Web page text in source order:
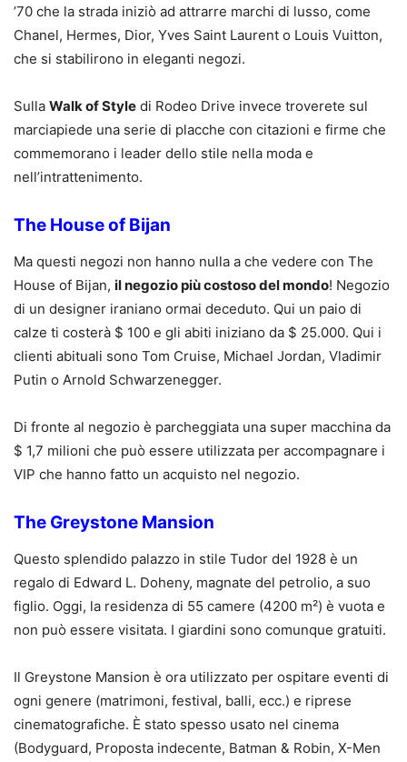
’70 che la strada iniziò ad attrarre marchi di lusso, come
Chanel, Hermes, Dior, Yves Saint Laurent o Louis Vuitton,
che si stabilirono in eleganti negozi.
Sulla Walk of Style di Rodeo Drive invece troverete sul
marciapiede una serie di placche con citazioni e firme che
commemorano i leader dello stile nella moda e
nell’intrattenimento.
The House of Bijan
Ma questi negozi non hanno nulla a che vedere con The
House of Bijan, il negozio più costoso del mondo! Negozio
di un designer iraniano ormai deceduto. Qui un paio di
calze ti costerà $ 100 e gli abiti iniziano da $ 25.000. Qui i
clienti abituali sono Tom Cruise, Michael Jordan, Vladimir
Putin o Arnold Schwarzenegger.
Di fronte al negozio è parcheggiata una super macchina da
$ 1,7 milioni che può essere utilizzata per accompagnare i
VIP che hanno fatto un acquisto nel negozio.
The Greystone Mansion
Questo splendido palazzo in stile Tudor del 1928 è un
regalo di Edward L. Doheny, magnate del petrolio, a suo
figlio. Oggi, la residenza di 55 camere (4200 m²) è vuota e
non può essere visitata. I giardini sono comunque gratuiti.
Il Greystone Mansion è ora utilizzato per ospitare eventi di
ogni genere (matrimoni, festival, balli, ecc.) e riprese
cinematografiche. È stato spesso usato nel cinema
(Bodyguard, Proposta indecente, Batman & Robin, X-Men